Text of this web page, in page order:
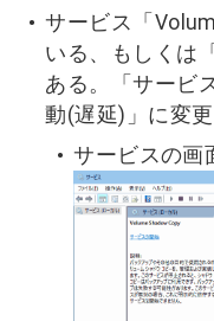
サービス「
いる、もしくは
ある。「サービ
動(遅延)」に変更
サービスの画